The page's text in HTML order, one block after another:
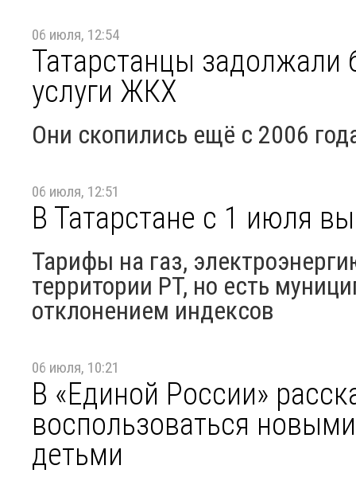
06 июля, 12:54
Татарстанцы задолжали
услуги ЖКХ
Они скопились ещё с 2006
06 июля, 12:51
В Татарстане с 1 июля
Тарифы на газ,
территории РТ, но есть
отклонением индексов
06 июля, 10:21
В «Единой России»
воспользоваться
детьми